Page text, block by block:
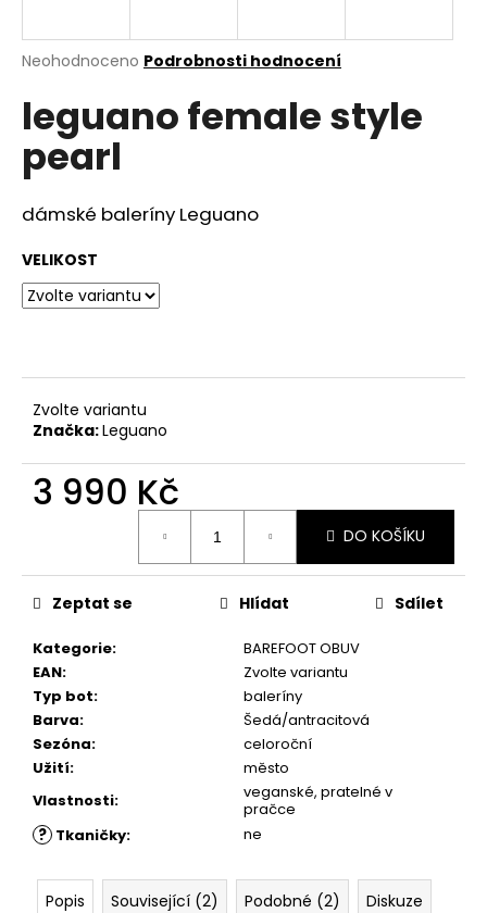
Průměrné
produktu
5
hvězdiček.
Neohodnoceno Podrobnosti hodnocení
leguano female style
pearl
dámské baleríny Leguano
VELIKOST
Zvolte variantu
Značka:Leguano
3 990 Kč
DO KOŠÍKU
Kategorie:
BAREFOOT OBUV
EAN:
Zvolte variantu
Typ bot:
baleríny
Barva:
Šedá/antracitová
Sezóna:
celoroční
Užití:
město
Vlastnosti:
veganské, pratelné v
pračce
? Tkaničky: ne
Zeptat se Hlídat Sdílet
Popis Související (2) Podobné (2) Diskuze
j
t
?
o
o
u
č
m
e
DÁRKOVÝ
POUKAZ
Kč